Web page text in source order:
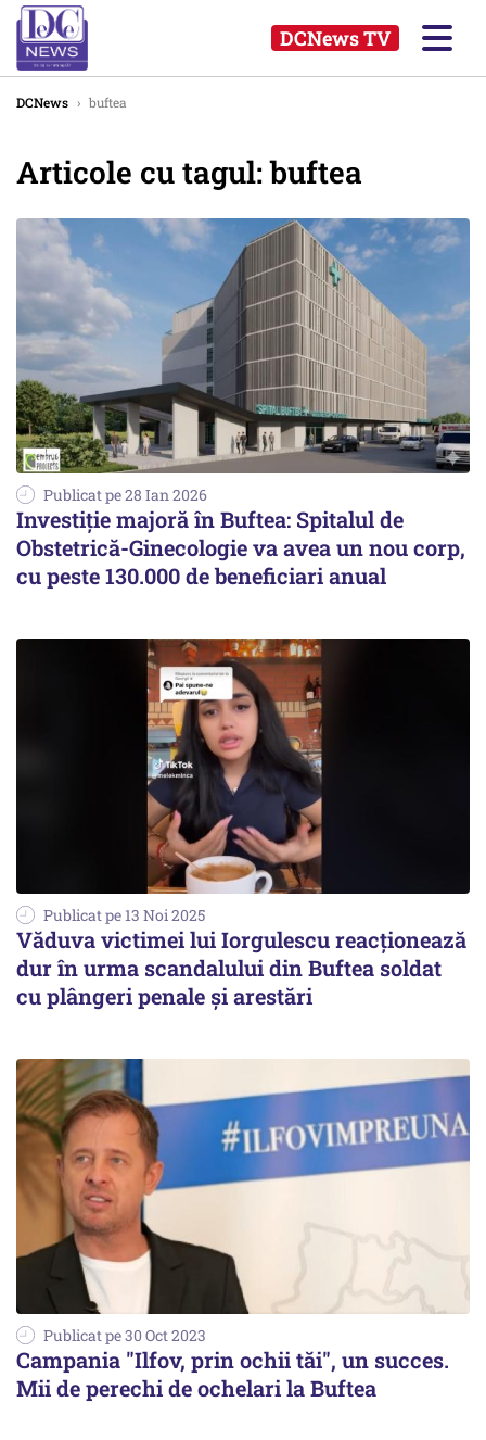
DCNews TV
DCNews › buftea
Articole cu tagul: buftea
Publicat pe 28 Ian 2026
Investiție majoră în Buftea: Spitalul de
Obstetrică-Ginecologie va avea un nou corp,
cu peste 130.000 de beneficiari anual
Publicat pe 13 Noi 2025
Văduva victimei lui Iorgulescu reacționează
dur în urma scandalului din Buftea soldat
cu plângeri penale și arestări
Publicat pe 30 Oct 2023
Campania "Ilfov, prin ochii tăi", un succes.
Mii de perechi de ochelari la Buftea